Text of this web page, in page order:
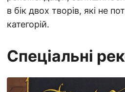
в бік двох творів, які не
категорій.
Спеціальні